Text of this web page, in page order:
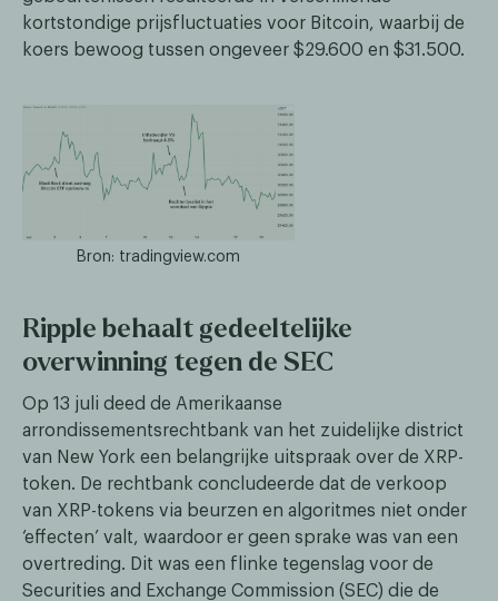
kortstondige prijsfluctuaties voor Bitcoin, waarbij de
koers bewoog tussen ongeveer $29.600 en $31.500.
Bron: tradingview.com
Ripple behaalt gedeeltelijke
overwinning tegen de SEC
Op 13 juli deed de Amerikaanse
arrondissementsrechtbank van het zuidelijke district
van New York een belangrijke uitspraak over de XRP-
token. De rechtbank concludeerde dat de verkoop
van XRP-tokens via beurzen en algoritmes niet onder
‘effecten’ valt, waardoor er geen sprake was van een
overtreding. Dit was een flinke tegenslag voor de
Securities and Exchange Commission (SEC) die de